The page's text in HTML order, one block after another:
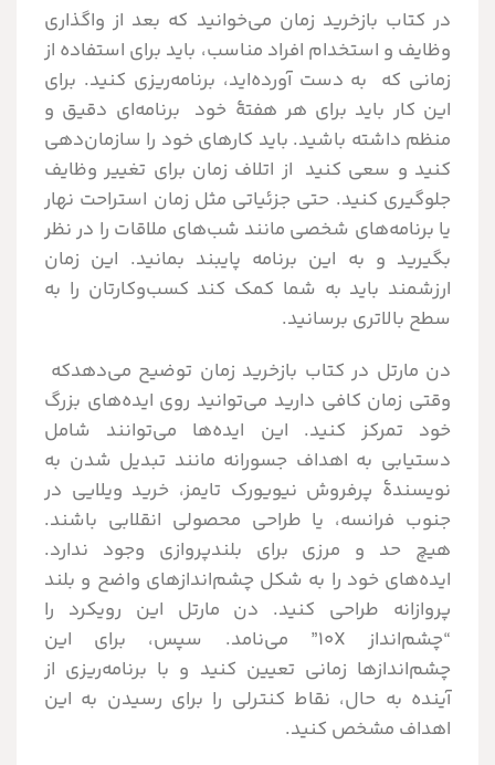
در کتاب بازخرید زمان می‌خوانید که بعد از واگذاری
وظایف و استخدام افراد مناسب، باید برای استفاده از
زمانی که به دست آورده‌اید، برنامه‌ریزی کنید. برای
این کار باید برای هر هفتۀ خود برنامه‌ای دقیق و
منظم داشته باشید. باید کارهای خود را سازمان‌دهی
کنید و سعی کنید از اتلاف زمان برای تغییر وظایف
جلوگیری کنید. حتی جزئیاتی مثل زمان استراحت نهار
یا برنامه‌های شخصی مانند شب‌های ملاقات را در نظر
بگیرید و به این برنامه پایبند بمانید. این زمان
ارزشمند باید به شما کمک کند کسب‌وکارتان را به
سطح بالاتری برسانید.
دن مارتل در کتاب بازخرید زمان توضیح می‌دهدکه
وقتی زمان کافی دارید می‌توانید روی ایده‌های بزرگ
خود تمرکز کنید. این ایده‌ها می‌توانند شامل
دستیابی به اهداف جسورانه مانند تبدیل شدن به
نویسندۀ پرفروش نیویورک تایمز، خرید ویلایی در
جنوب فرانسه، یا طراحی محصولی انقلابی باشند.
هیچ حد و مرزی برای بلندپروازی وجود ندارد.
ایده‌های خود را به شکل چشم‌اندازهای واضح و بلند
پروازانه طراحی کنید. دن مارتل این رویکرد را
“چشم‌انداز ۱۰X” می‌نامد. سپس، برای این
چشم‌اندازها زمانی تعیین کنید و با برنامه‌ریزی از
آینده به حال، نقاط کنترلی را برای رسیدن به این
اهداف مشخص کنید.